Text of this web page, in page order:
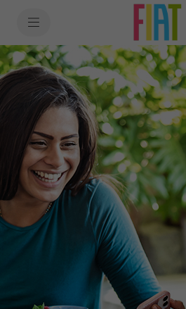
SkiptoNavigationText